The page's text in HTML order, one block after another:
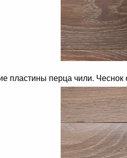
пластины перца чили. Чеснок